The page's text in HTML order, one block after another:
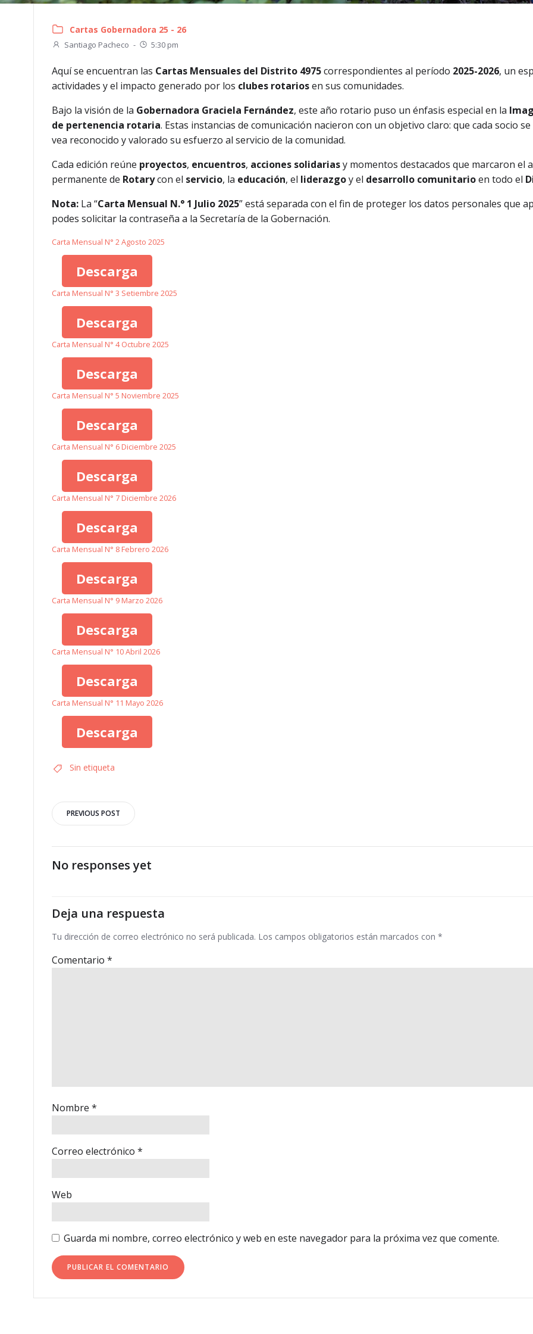
Cartas Gobernadora 25 - 26
Santiago Pacheco - 5:30 pm
Aquí se encuentran las Cartas Mensuales del Distrito 4975correspondientes al período 2025-2026, un
actividades y el impacto generado por los clubes rotariosen sus comunidades.
Bajo la visión de la Gobernadora Graciela Fernández, este año rotario puso un énfasis especial en la
de pertenencia rotaria. Estas instancias de comunicación nacieron con un objetivo claro: que cada socio
vea reconocido y valorado su esfuerzo al servicio de la comunidad.
Cada edición reúne proyectos, encuentros, acciones solidariasy momentos destacados que marcaron
permanente de Rotarycon el servicio, la educación, el liderazgoy el desarrollo comunitarioen todo el
Nota: La “Carta Mensual N.° 1 Julio 2025” está separada con el fin de proteger los datos personales que
podes solicitar la contraseña a la Secretaría de la Gobernación.
Carta Mensual N° 2 Agosto 2025
Descarga
Carta Mensual N° 3 Setiembre 2025
Descarga
Carta Mensual N° 4 Octubre 2025
Descarga
Carta Mensual N° 5 Noviembre 2025
Descarga
Carta Mensual N° 6 Diciembre 2025
Descarga
Carta Mensual N° 7 Diciembre 2026
Descarga
Carta Mensual N° 8 Febrero 2026
Descarga
Carta Mensual N° 9 Marzo 2026
Descarga
Carta Mensual N° 10 Abril 2026
Descarga
Carta Mensual N° 11 Mayo 2026
Descarga
Sin etiqueta
Navegación
por
las
entradas
PREVIOUS POST
por
No responses yet
Deja una respuesta
Tu dirección de correo electrónico no será publicada. Los campos obligatorios están marcados con *
Comentario *
Nombre *
Correo electrónico *
Web
Guarda mi nombre, correo electrónico y web en este navegador para la próxima vez que comente.